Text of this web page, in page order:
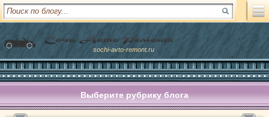
sochi-avto-remont.ru
Выберите рубрику блога